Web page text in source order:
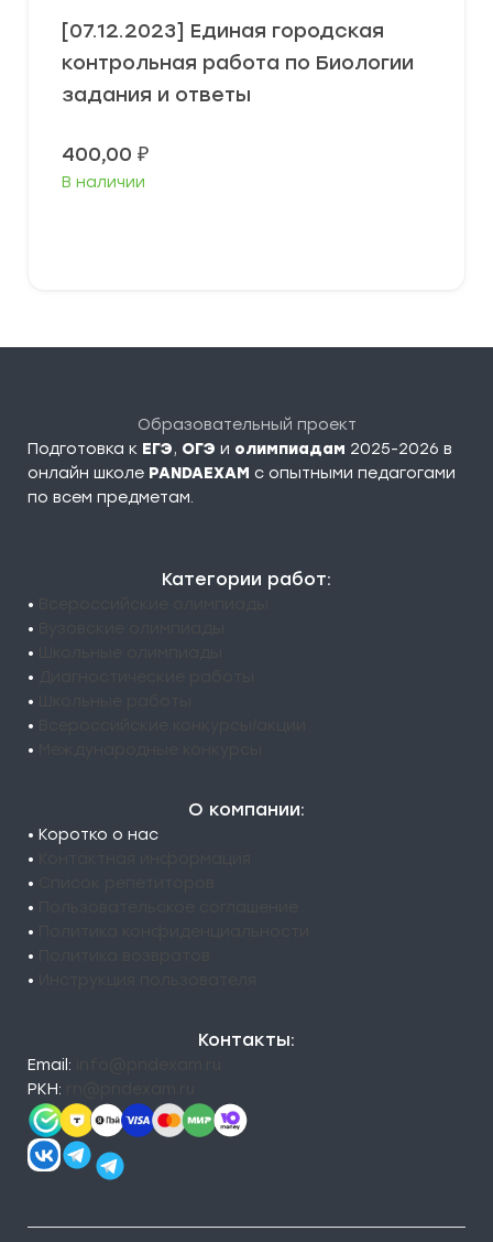
[07.12.2023] Единая городская
контрольная работа по Биологии
задания и ответы
400,00 ₽
В наличии
Образовательный проект
Подготовка к ЕГЭ, ОГЭ и олимпиадам 2025-2026 в
онлайн школе PANDAEXAM c опытными педагогами
по всем предметам.
Категории работ:
•
•
•
•
•
•
•
О компании:
• Коротко о нас
•
•
•
•
•
•
Контакты:
Email:
РКН: